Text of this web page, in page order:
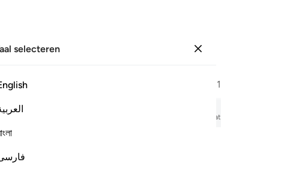
selecteren
19
audio-voordracht, woord-voor-woord betekenis en transliteratie.